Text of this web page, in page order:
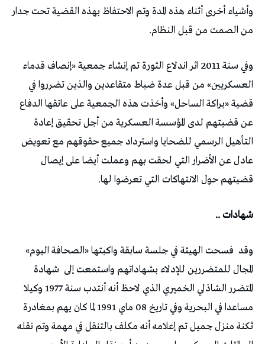
وأشياء أخرى أثناء هذه المدة وتم الاحتفاظ بهذه القضية تحت جدار
من الصمت من قبل النظام.
وفي سنة 2011 اثر اندلاع الثورة تم إنشاء جمعية «إنصاف قدماء
العسكريين» من قبل عدة ضباط متقاعدين والذين تضرروا في
قضية «براكة الساحل» وأخذت هذه الجمعية على عاتقها الدفاع
عن قضيتهم لدى المؤسسة العسكرية من أجل تحقيق إعادة
التأهيل الرسمي للضحايا واسترداد جميع حقوقهم مع تعويض
عادل عن الأضرار التي لحقت بهم وعملت أيضا على إيصال
قضيتهم حول الانتهاكات التي تعرضوا لها.
شهادات ..
وقد فسحت الهيئة في جلسة سابقة واكبتها «الصحافة اليوم»
المجال للمتضررين للإدلاء بشهاداتهم واستمعت إلى شهادة
المتضرر الشاذلي الخميري الذي لاحظ أنه أنتدب سنة 1977 وكيلا
مساعدا في البحرية وفي تاريخ 08 ماي 1991 لما كان يهم بمغادرة
ثكنة منزل جميل تم إعلامه أنه مكلف بالتنقل في مهمة وتم نقله